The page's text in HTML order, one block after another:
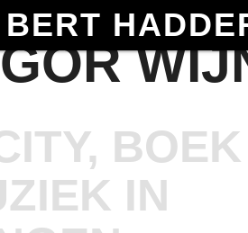
BERT
IN